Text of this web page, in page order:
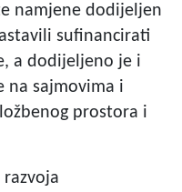
namjene dodijeljen
sufinancirati
a dodijeljeno je i
na sajmovima i
prostora i